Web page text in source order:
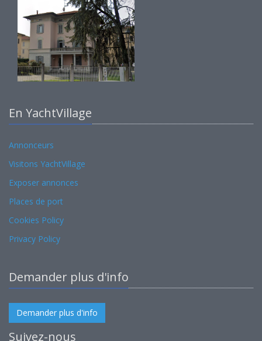
En YachtVillage
Annonceurs
Visitons YachtVillage
Exposer annonces
Places de port
Cookies Policy
Privacy Policy
Demander plus d'info
Demander plus d'info
Suivez-nous